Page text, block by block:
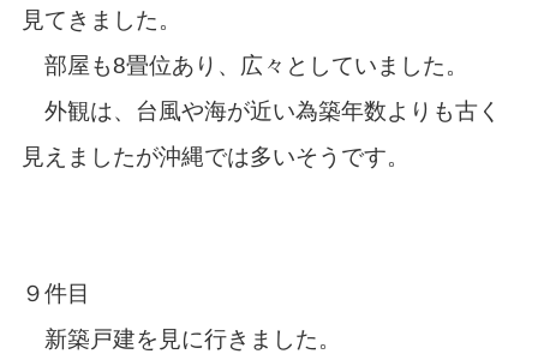
見てきました。
部屋も8畳位あり、広々としていました。
外観は、台風や海が近い為築年数よりも古く
見えましたが沖縄では多いそうです。
９件目
新築戸建を見に行きました。